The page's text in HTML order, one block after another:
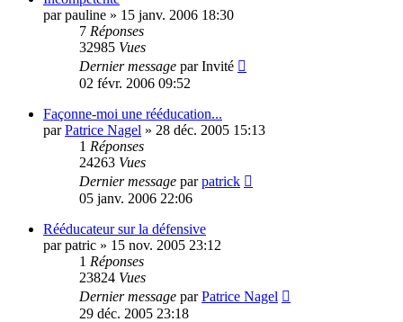
parpauline » 15 janv. 2006 18:30
7 Réponses
32985 Vues
Dernier message parInvité
02 févr. 2006 09:52
Façonne-moi une rééducation...
parPatrice Nagel » 28 déc. 2005 15:13
1 Réponses
24263 Vues
Dernier message parpatrick
05 janv. 2006 22:06
Rééducateur sur la défensive
parpatric » 15 nov. 2005 23:12
1 Réponses
23824 Vues
Dernier message parPatrice Nagel
29 déc. 2005 23:18